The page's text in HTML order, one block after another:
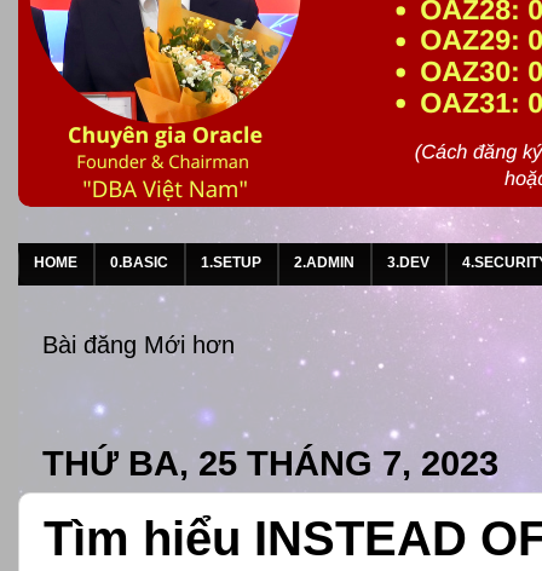
HOME 0.BASIC 1.SETUP 2.ADMIN 3.DEV
Bài đăng Mới hơn
THỨ BA, 25 THÁNG 7, 2023
Tìm hiểu INSTEAD